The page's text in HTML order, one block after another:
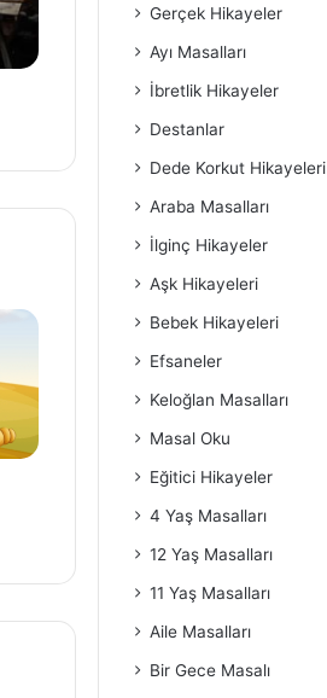
Gerçek Hikayeler
Ayı Masalları
İbretlik Hikayeler
Destanlar
Dede Korkut Hikayeleri
Araba Masalları
İlginç Hikayeler
Aşk Hikayeleri
Bebek Hikayeleri
Efsaneler
Keloğlan Masalları
Masal Oku
Eğitici Hikayeler
4 Yaş Masalları
12 Yaş Masalları
11 Yaş Masalları
Aile Masalları
Bir Gece Masalı